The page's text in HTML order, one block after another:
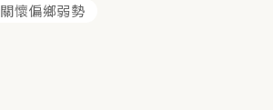
關懷偏鄉弱勢